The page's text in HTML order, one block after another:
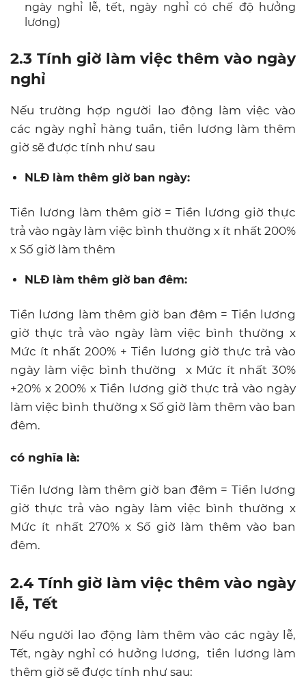
ngày nghỉ lễ, tết, ngày nghỉ có chế độ hưởng
lương)
2.3 Tính giờ làm việc thêm vào ngày
nghỉ
Nếu trường hợp người lao động làm việc vào
các ngày nghỉ hàng tuần, tiền lương làm thêm
giờ sẽ được tính như sau
NLĐ làm thêm giờ ban ngày:
Tiền lương làm thêm giờ = Tiền lương giờ thực
trả vào ngày làm việc bình thường x ít nhất 200%
x Số giờ làm thêm
NLĐ làm thêm giờ ban đêm:
Tiền lương làm thêm giờ ban đêm = Tiền lương
giờ thực trả vào ngày làm việc bình thường x
Mức ít nhất 200% + Tiền lương giờ thực trả vào
ngày làm việc bình thường x Mức ít nhất 30%
+20% x 200% x Tiền lương giờ thực trả vào ngày
làm việc bình thường x Số giờ làm thêm vào ban
đêm.
có nghĩa là:
Tiền lương làm thêm giờ ban đêm = Tiền lương
giờ thực trả vào ngày làm việc bình thường x
Mức ít nhất 270% x Số giờ làm thêm vào ban
đêm.
2.4 Tính giờ làm việc thêm vào ngày
lễ, Tết
Nếu người lao động làm thêm vào các ngày lễ,
Tết, ngày nghỉ có hưởng lương, tiền lương làm
thêm giờ sẽ được tính như sau: